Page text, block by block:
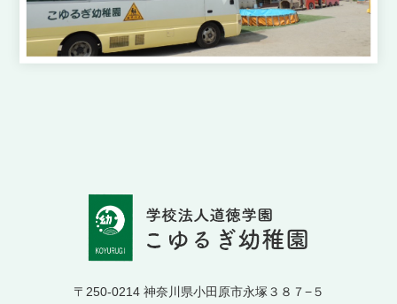
〒250-0214 神奈川県小田原市永塚３８７−５